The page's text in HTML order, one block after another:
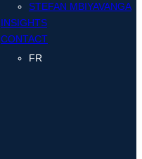
STEFAN MBIYAVANGA
INSIGHTS
CONTACT
FR